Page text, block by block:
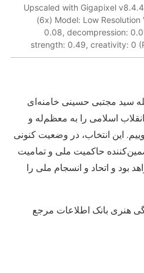
Upscaled with Gigapixel
(6x) Model: Low Resolution
0.08, decompression:
strength: 0.49, creativity: 0
سید مجتبی حسینی خامنه‌ای
اسلامی را به معظم‌له و
این انتخاب، در وضعیت کنونی
حاکمیت ملی و تمامیت
بود و اتحاد و انسجام ملی را
هنری بانک اطلاعات مرجع